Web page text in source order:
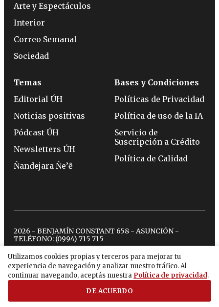
Utilizamos cookies propias y terceros para mejorar tu
experiencia de navegación y analizar nuestro tráfico. Al
continuar navegando, aceptás nuestra Política de privacidad.
DE ACUERDO
Arte y Espectáculos
Interior
Correo Semanal
Sociedad
Temas
Editorial ÚH
Noticias positivas
Pódcast ÚH
Newsletters ÚH
Ñandejara Ñe’ẽ
Bases y Condiciones
Políticas de Privacidad
Política de uso de la IA
Servicio de
Suscripción a Crédito
Política de Calidad
2026 - BENJAMÍN CONSTANT 658 - ASUNCIÓN -
TELÉFONO: (0994) 715 715
twitterinstagram
facebook
tiktokyoutubespotify